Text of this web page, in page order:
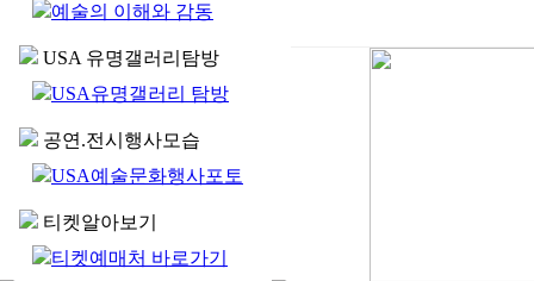
예술의 이해와 감동
USA 유명갤러리탐방
USA유명갤러리 탐방
공연.전시행사모습
USA예술문화행사포토
티켓알아보기
티켓예매처 바로가기